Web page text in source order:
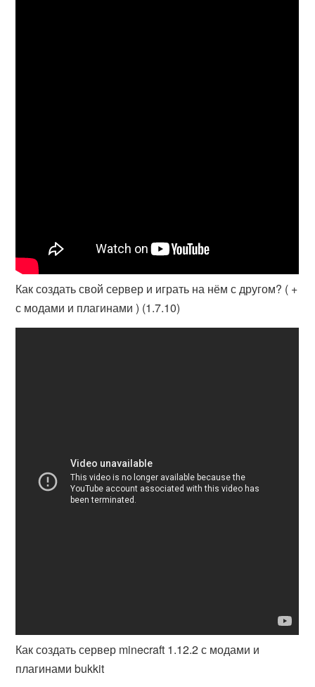
Как создать свой сервер и играть на нём с другом? ( +
с модами и плагинами ) (1.7.10)
Как создать сервер minecraft 1.12.2 с модами и
плагинами bukkit